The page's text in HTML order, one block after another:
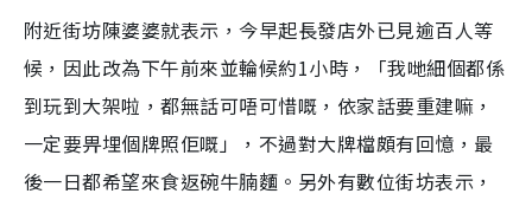
附近街坊陳婆婆就表示，今早起長發店外已見逾百人等
候，因此改為下午前來並輪候約1小時，「我哋細個都係
到玩到大架啦，都無話可唔可惜嘅，依家話要重建嘛，
一定要畀埋個牌照佢嘅」，不過對大牌檔頗有回憶，最
後一日都希望來食返碗牛腩麵。另外有數位街坊表示，